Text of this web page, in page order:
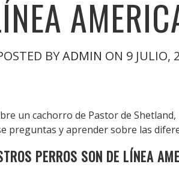
BYADMIN ON 9 JULIO,
un cachorro de Pastor de
preguntas y aprender sobre las
PERROS SON DE LÍNEA